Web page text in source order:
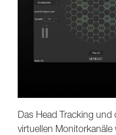
Das Head Tracking
virtuellen